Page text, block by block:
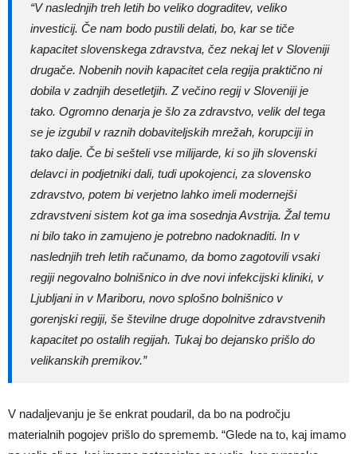
“V naslednjih treh letih bo veliko dograditev, veliko
investicij. Če nam bodo pustili delati, bo, kar se tiče
kapacitet slovenskega zdravstva, čez nekaj let v Sloveniji
drugače. Nobenih novih kapacitet cela regija praktično ni
dobila v zadnjih desetletjih. Z večino regij v Sloveniji je
tako. Ogromno denarja je šlo za zdravstvo, velik del tega
se je izgubil v raznih dobaviteljskih mrežah, korupciji in
tako dalje. Če bi sešteli vse milijarde, ki so jih slovenski
delavci in podjetniki dali, tudi upokojenci, za slovensko
zdravstvo, potem bi verjetno lahko imeli modernejši
zdravstveni sistem kot ga ima sosednja Avstrija. Žal temu
ni bilo tako in zamujeno je potrebno nadoknaditi. In v
naslednjih treh letih računamo, da bomo zagotovili vsaki
regiji negovalno bolnišnico in dve novi infekcijski kliniki, v
Ljubljani in v Mariboru, novo splošno bolnišnico v
gorenjski regiji, še številne druge dopolnitve zdravstvenih
kapacitet po ostalih regijah. Tukaj bo dejansko prišlo do
velikanskih premikov.”
V nadaljevanju je še enkrat poudaril, da bo na področju
materialnih pogojev prišlo do sprememb. “Glede na to, kaj imamo